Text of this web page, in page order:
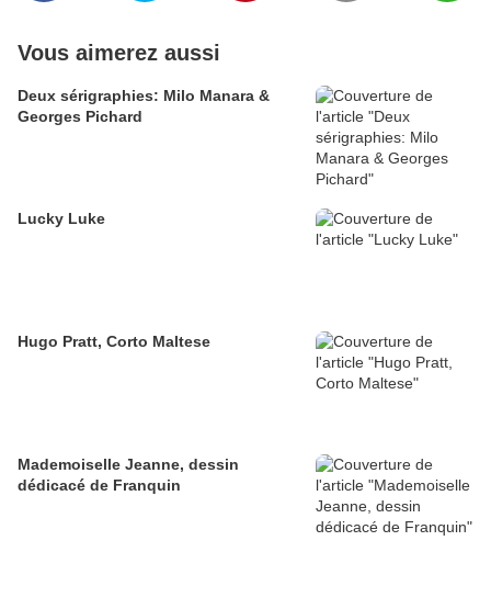
Vous aimerez aussi
Deux sérigraphies: Milo Manara &
Georges Pichard
Lucky Luke
Hugo Pratt, Corto Maltese
Mademoiselle Jeanne, dessin
dédicacé de Franquin